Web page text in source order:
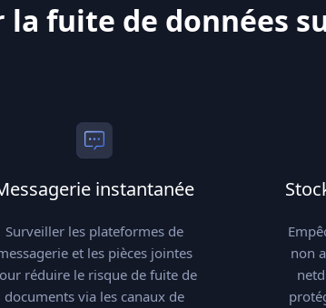
la fuite de données
instantanée
Surveiller les plateformes de
et les pièces jointes
réduire le risque de fuite de
documents via les canaux de
non